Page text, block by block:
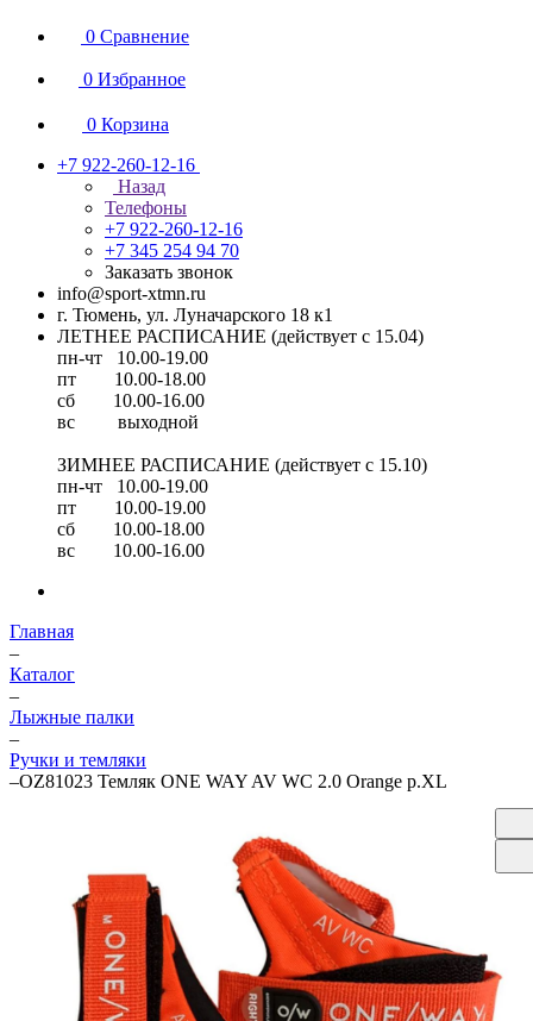
0 Сравнение
0 Избранное
0 Корзина
+7 922-260-12-16
Назад
Телефоны
+7 922-260-12-16
+7 345 254 94 70
Заказать звонок
info@sport-xtmn.ru
г. Тюмень, ул. Луначарского 18 к1
ЛЕТНЕЕ РАСПИСАНИЕ (действует с 15.04)
пн-чт 10.00-19.00
пт 10.00-18.00
сб 10.00-16.00
вс выходной
ЗИМНЕЕ РАСПИСАНИЕ (действует с 15.10)
пн-чт 10.00-19.00
пт 10.00-19.00
сб 10.00-18.00
вс 10.00-16.00
Главная
–
Каталог
–
Лыжные палки
–
Ручки и темляки
–OZ81023 Темляк ONE WAY AV WC 2.0 Orange р.XL